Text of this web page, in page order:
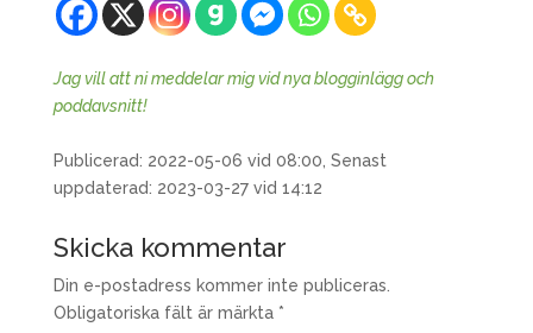
Jag vill att ni meddelar mig vid nya blogginlägg och
poddavsnitt!
Publicerad: 2022-05-06 vid 08:00, Senast
uppdaterad: 2023-03-27 vid 14:12
Skicka kommentar
Din e-postadress kommer inte publiceras.
Obligatoriska fält är märkta *